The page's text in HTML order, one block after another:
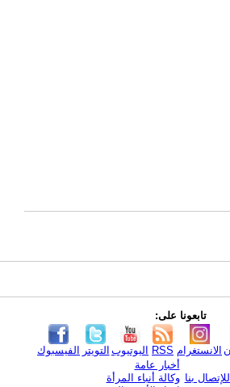
تابعونا على:
الفيسبوك التويتر اليوتيوب RSS الانستغرام
بنا
أخبار عامة
وكالة أنباء المرأة